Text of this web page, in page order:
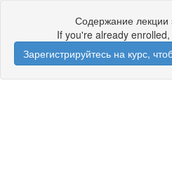
Содержание лекции
If you're already enrolled,
Зарегистрируйтесь на курс,